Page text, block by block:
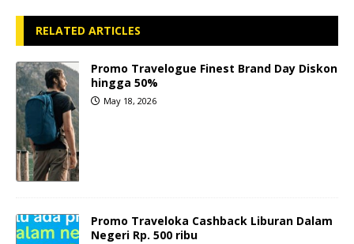
RELATED ARTICLES
Promo Travelogue Finest Brand Day Diskon
hingga 50%
May 18, 2026
Promo Traveloka Cashback Liburan Dalam
Negeri Rp. 500 ribu